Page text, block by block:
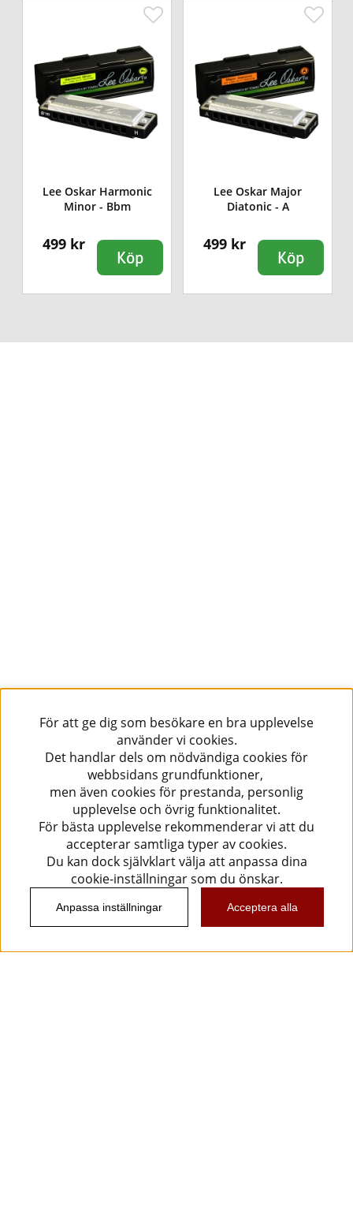
Lee Oskar Harmonic
Minor - Bbm
499 kr
Köp
Lee Oskar Major
Diatonic - A
499 kr
Köp
För att ge dig som besökare en bra upplevelse
använder vi cookies.
Det handlar dels om nödvändiga cookies för
webbsidans grundfunktioner,
men även cookies för prestanda, personlig
upplevelse och övrig funktionalitet.
För bästa upplevelse rekommenderar vi att du
accepterar samtliga typer av cookies.
Du kan dock självklart välja att anpassa dina
cookie-inställningar som du önskar.
Anpassa inställningar Acceptera alla